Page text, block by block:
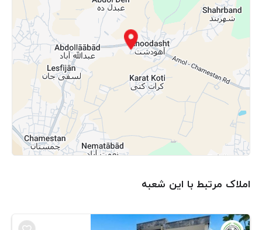
املاک مرتبط با این شعبه